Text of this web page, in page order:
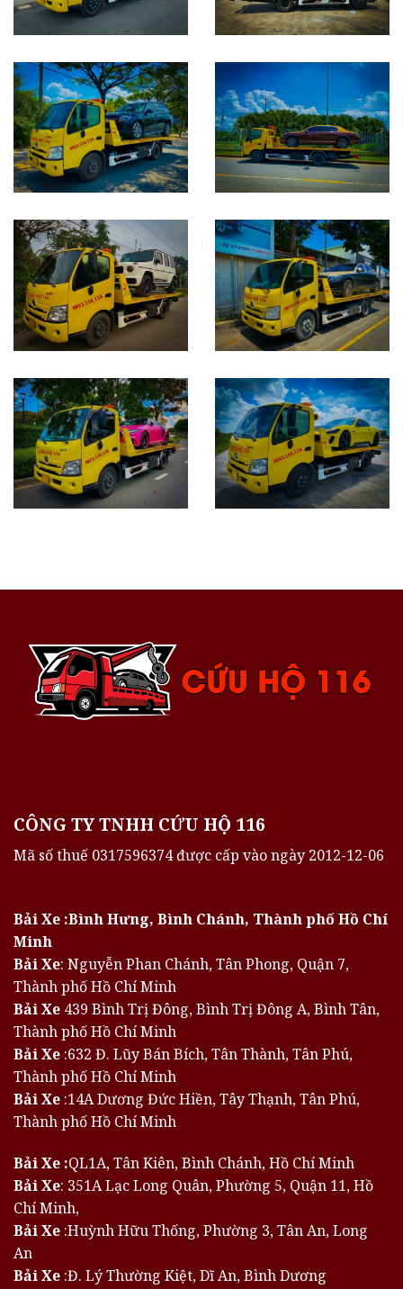
CÔNG TY TNHH CỨU HỘ 116
Mã số thuế 0317596374 được cấp vào ngày 2012-12-06
Bải Xe :Bình Hưng, Bình Chánh, Thành phố Hồ Chí
Minh
Bải Xe: Nguyễn Phan Chánh, Tân Phong, Quận 7,
Thành phố Hồ Chí Minh
Bải Xe 439 Bình Trị Đông, Bình Trị Đông A, Bình Tân,
Thành phố Hồ Chí Minh
Bải Xe :632 Đ. Lũy Bán Bích, Tân Thành, Tân Phú,
Thành phố Hồ Chí Minh
Bải Xe :14A Dương Đức Hiền, Tây Thạnh, Tân Phú,
Thành phố Hồ Chí Minh
Bải Xe :QL1A, Tân Kiên, Bình Chánh, Hồ Chí Minh
Bải Xe: 351A Lạc Long Quân, Phường 5, Quận 11, Hồ
Chí Minh,
Bải Xe :Huỳnh Hữu Thống, Phường 3, Tân An, Long
An
Bải Xe :Đ. Lý Thường Kiệt, Dĩ An, Bình Dương